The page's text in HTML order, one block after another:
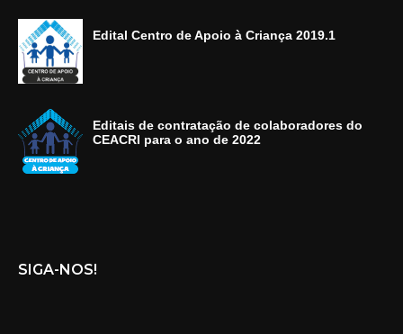
Edital Centro de Apoio à Criança 2019.1
Editais de contratação de colaboradores do
CEACRI para o ano de 2022
SIGA-NOS!